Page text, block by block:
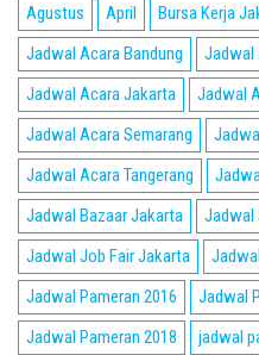
Agustus April Bursa Kerja
Jadwal Acara Bandung
Jadwal
Jadwal Acara Jakarta
Jadwal
Jadwal Acara Semarang
Jadwal Acara Tangerang
Jadwal Bazaar Jakarta
Jadwal
Jadwal Job Fair Jakarta
Jadwal Pameran 2016
Jadwal
Jadwal Pameran 2018
jadwal